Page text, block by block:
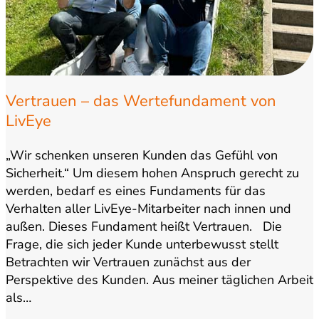
Vertrauen – das Wertefundament von
LivEye
„Wir schenken unseren Kunden das Gefühl von
Sicherheit.“ Um diesem hohen Anspruch gerecht zu
werden, bedarf es eines Fundaments für das
Verhalten aller LivEye-Mitarbeiter nach innen und
außen. Dieses Fundament heißt Vertrauen. Die
Frage, die sich jeder Kunde unterbewusst stellt
Betrachten wir Vertrauen zunächst aus der
Perspektive des Kunden. Aus meiner täglichen Arbeit
als…